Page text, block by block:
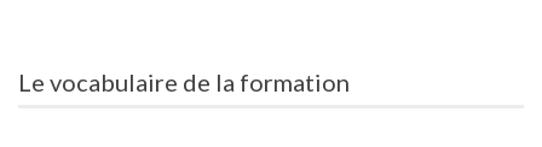
Le vocabulaire de la formation